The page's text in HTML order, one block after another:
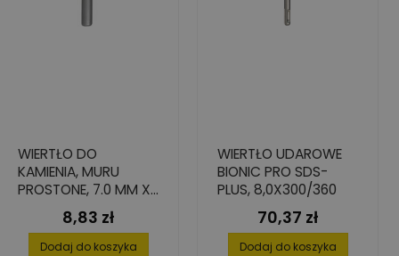
WIERTŁO DO
KAMIENIA, MURU
PROSTONE, 7.0 MM X
85 MM X 150 MM
Cena
8,83 zł
Dodaj do koszyka
WIERTŁO UDAROWE
BIONIC PRO SDS-
PLUS, 8,0X300/360
Cena
70,37 zł
Dodaj do koszyka